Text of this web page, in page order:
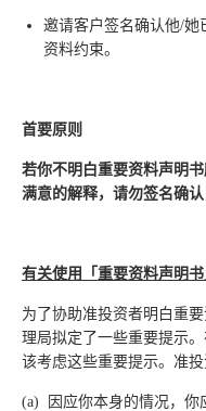
邀请客户签名确认他/她
资料约束。
首要原则
若你不明白重要资料声明
满意的解释，请勿签名确
有关使用 「 重要资料声明
为了协助准投资者明白重
理局拟定了一些重要提示
该考虑这些重要提示。准
(a) 因应你本身的情况，你